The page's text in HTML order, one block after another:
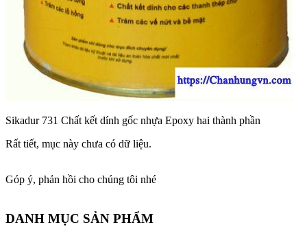
Sikadur 731 Chất kết dính gốc nhựa Epoxy hai thành phần
Rất tiết, mục này chưa có dữ liệu.
Góp ý, phản hồi cho chúng tôi nhé
DANH MỤC SẢN PHẨM